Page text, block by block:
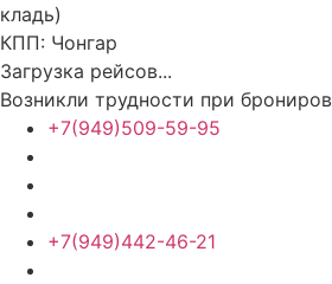
кладь)
КПП: Чонгар
Загрузка рейсов...
Возникли трудности при
+7(949)509-59-95
+7(949)442-46-21